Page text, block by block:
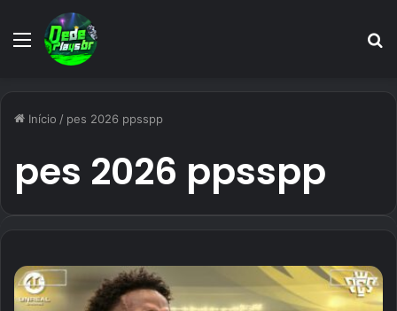
Menu
Início / pes 2026 ppsspp
pes 2026 ppsspp